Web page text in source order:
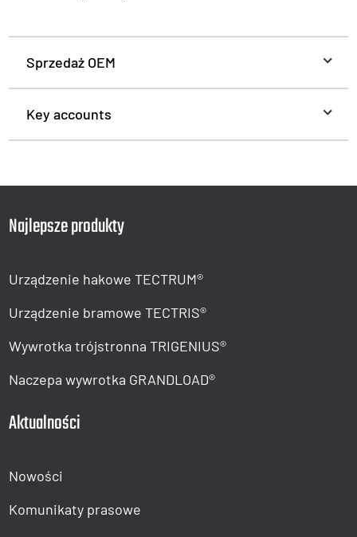
Sprzedaż OEM
Key accounts
Najlepsze produkty
Urządzenie hakowe TECTRUM®
Urządzenie bramowe TECTRIS®
Wywrotka trójstronna TRIGENIUS®
Naczepa wywrotka GRANDLOAD®
Aktualności
Nowości
Komunikaty prasowe